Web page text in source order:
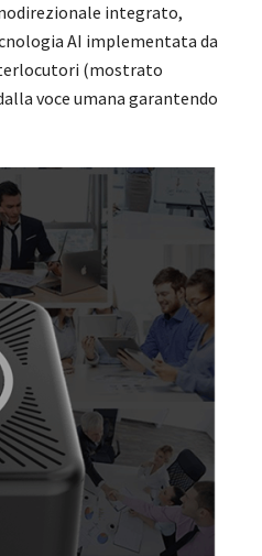
integrato,
AI implementata da
(mostrato
voce umana garantendo